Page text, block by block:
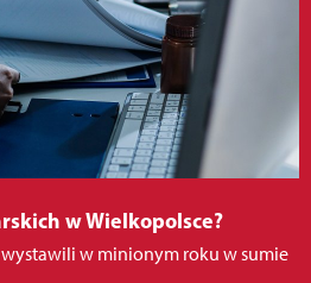
w Wielkopolsce?
w minionym roku w sumie